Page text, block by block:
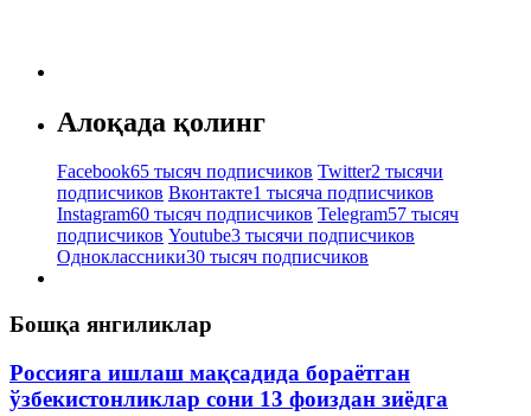
Алоқада қолинг
Facebook65 тысяч подписчиков Twitter2 тысячи
подписчиков Вконтакте1 тысяча подписчиков
Instagram60 тысяч подписчиков Telegram57 тысяч
подписчиков Youtube3 тысячи подписчиков
Одноклассники30 тысяч подписчиков
Бошқа янгиликлар
Россияга ишлаш мақсадида бораётган
ўзбекистонликлар сони 13 фоиздан зиёдга